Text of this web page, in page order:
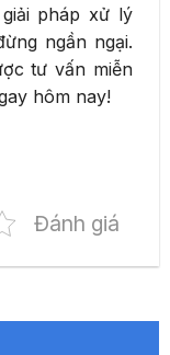
pháp xử lý
ngần ngại.
tư vấn miễn
hôm nay!
Đánh giá